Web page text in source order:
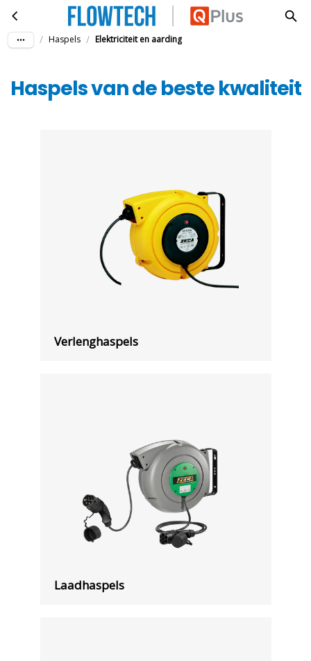
Ga naar hoofdinhoudHaspels van de beste kwaliteit
/ Haspels / Elektriciteit en aarding
Haspels van de beste kwaliteit
Verlenghaspels
Laadhaspels